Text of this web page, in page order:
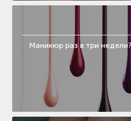
Маникюр раз в три